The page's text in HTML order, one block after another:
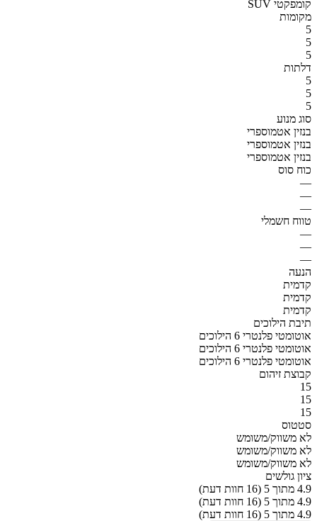
SUV קומפקטי
מקומות
5
5
5
דלתות
5
5
5
סוג מנוע
בנזין אטמוספרי
בנזין אטמוספרי
בנזין אטמוספרי
כוח סוס
—
—
—
טווח חשמלי
—
—
—
הנעה
קדמית
קדמית
קדמית
תיבת הילוכים
אוטומטי פלנטרי 6 הילוכים
אוטומטי פלנטרי 6 הילוכים
אוטומטי פלנטרי 6 הילוכים
קבוצת זיהום
15
15
15
סטטוס
לא משווק/משומש
לא משווק/משומש
לא משווק/משומש
ציון גולשים
4.9 מתוך 5 (16 חוות דעת)
4.9 מתוך 5 (16 חוות דעת)
4.9 מתוך 5 (16 חוות דעת)